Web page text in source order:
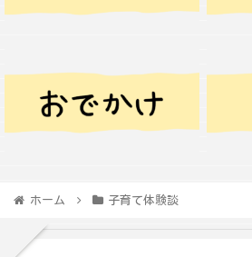
ホーム 子育て体験談